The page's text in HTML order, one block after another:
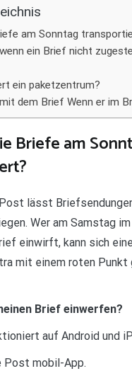
am Sonntag
ein Brief nicht
ein paketzentrum?
dem Brief Wenn er im
Briefe am
lässt
Wer am Samstag
einwirft, kann sich
mit einem roten Punkt
Brief einwerfen?
auf Android und
mobil-App.